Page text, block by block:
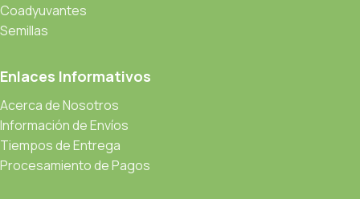
Coadyuvantes
Semillas
Enlaces Informativos
Acerca de Nosotros
Información de Envíos
Tiempos de Entrega
Procesamiento de Pagos